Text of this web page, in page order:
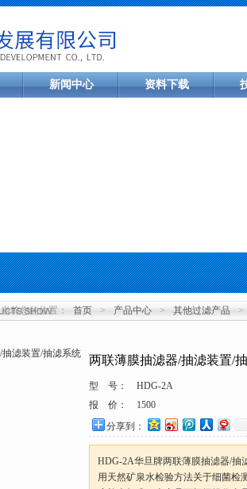
新闻中心 资料下载
当前您的位置： 首页 > 产品中心 > 其他过滤产品 >
两联薄膜抽滤器/抽滤装置/
型 号：
HDG-2A
报 价：
1500
分享到：
HDG-2A华旦牌两联薄膜抽滤器/抽
用天然矿泉水检验方法关于细菌检